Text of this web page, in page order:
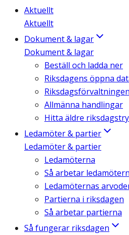
Aktuellt
Aktuellt
Dokument & lagar
Dokument & lagar
Beställ och ladda ner
Riksdagens öppna
Allmänna handlingar
Hitta äldre
Ledamöter & partier
Ledamöter & partier
Ledamöterna
Så arbetar
Ledamöternas
Partierna i riksdagen
Så arbetar partierna
Så fungerar riksdagen